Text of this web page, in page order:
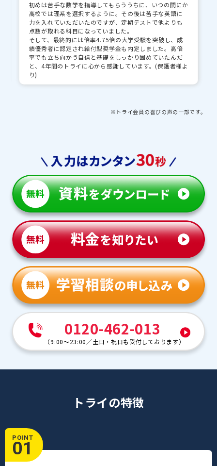
初めは苦手な数学を指導してもらううちに、いつの間にか
高校では理系を選択するように。その後は苦手な英語に
力を入れていただいたのですが、定期テストで他よりも
点数が取れる科目になっていました。
そして、最終的には倍率4.75倍の大学受験を突破し、成
績優秀者に認定され給付型奨学金も内定しました。高倍
率でも立ち向かう自信と基礎をしっかり固めていたんだ
と、4年間のトライに心から感謝しています。(保護者様よ
り)
※トライ会員の喜びの声の一部です。
0120-462-013
（9:00～23:00 ／土日・祝日も受付しております）
トライの特徴
POINT
01